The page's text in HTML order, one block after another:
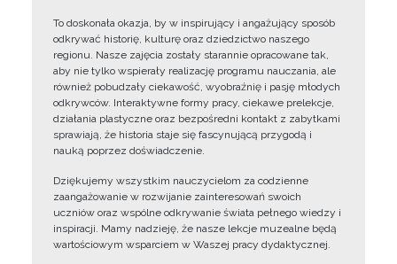
To doskonała okazja, by w inspirujący i angażujący sposób
odkrywać historię, kulturę oraz dziedzictwo naszego
regionu. Nasze zajęcia zostały starannie opracowane tak,
aby nie tylko wspierały realizację programu nauczania, ale
również pobudzały ciekawość, wyobraźnię i pasję młodych
odkrywców. Interaktywne formy pracy, ciekawe prelekcje,
działania plastyczne oraz bezpośredni kontakt z zabytkami
sprawiają, że historia staje się fascynującą przygodą i
nauką poprzez doświadczenie.
Dziękujemy wszystkim nauczycielom za codzienne
zaangażowanie w rozwijanie zainteresowań swoich
uczniów oraz wspólne odkrywanie świata pełnego wiedzy i
inspiracji. Mamy nadzieję, że nasze lekcje muzealne będą
wartościowym wsparciem w Waszej pracy dydaktycznej.